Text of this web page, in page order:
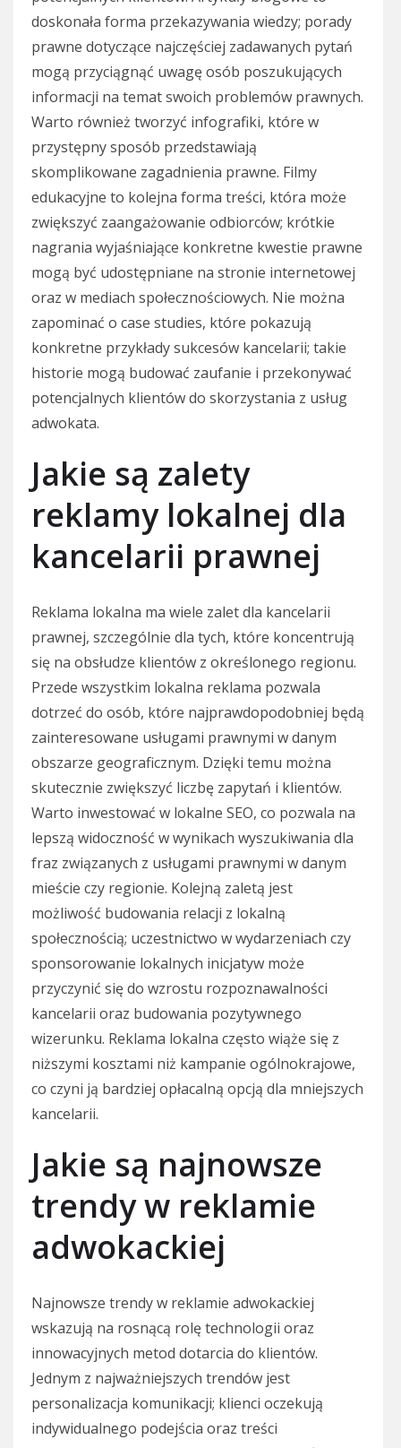
doskonała forma przekazywania wiedzy; porady
prawne dotyczące najczęściej zadawanych pytań
mogą przyciągnąć uwagę osób poszukujących
informacji na temat swoich problemów prawnych.
Warto również tworzyć infografiki, które w
przystępny sposób przedstawiają
skomplikowane zagadnienia prawne. Filmy
edukacyjne to kolejna forma treści, która może
zwiększyć zaangażowanie odbiorców; krótkie
nagrania wyjaśniające konkretne kwestie prawne
mogą być udostępniane na stronie internetowej
oraz w mediach społecznościowych. Nie można
zapominać o case studies, które pokazują
konkretne przykłady sukcesów kancelarii; takie
historie mogą budować zaufanie i przekonywać
potencjalnych klientów do skorzystania z usług
adwokata.
Jakie są zalety
reklamy lokalnej dla
kancelarii prawnej
Reklama lokalna ma wiele zalet dla kancelarii
prawnej, szczególnie dla tych, które koncentrują
się na obsłudze klientów z określonego regionu.
Przede wszystkim lokalna reklama pozwala
dotrzeć do osób, które najprawdopodobniej będą
zainteresowane usługami prawnymi w danym
obszarze geograficznym. Dzięki temu można
skutecznie zwiększyć liczbę zapytań i klientów.
Warto inwestować w lokalne SEO, co pozwala na
lepszą widoczność w wynikach wyszukiwania dla
fraz związanych z usługami prawnymi w danym
mieście czy regionie. Kolejną zaletą jest
możliwość budowania relacji z lokalną
społecznością; uczestnictwo w wydarzeniach czy
sponsorowanie lokalnych inicjatyw może
przyczynić się do wzrostu rozpoznawalności
kancelarii oraz budowania pozytywnego
wizerunku. Reklama lokalna często wiąże się z
niższymi kosztami niż kampanie ogólnokrajowe,
co czyni ją bardziej opłacalną opcją dla mniejszych
kancelarii.
Jakie są najnowsze
trendy w reklamie
adwokackiej
Najnowsze trendy w reklamie adwokackiej
wskazują na rosnącą rolę technologii oraz
innowacyjnych metod dotarcia do klientów.
Jednym z najważniejszych trendów jest
personalizacja komunikacji; klienci oczekują
indywidualnego podejścia oraz treści